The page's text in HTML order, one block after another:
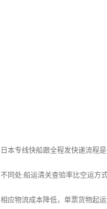
日本专线快船跟全程发快递流程
不同处:船运清关查验率比空运方
相应物流成本降低，单票货物起